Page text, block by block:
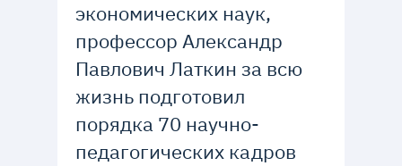
экономических наук,
профессор Александр
Павлович Латкин за всю
жизнь подготовил
порядка 70 научно-
педагогических кадров